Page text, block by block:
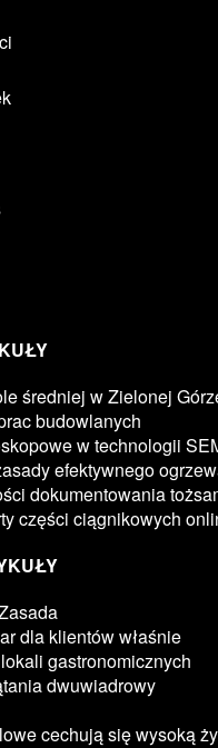
średniej w Zielonej
budowlanych
w technologii
efektywnego
dokumentowania
części ciągnikowych
dla klientów właśnie
gastronomicznych
dwuwiadrowy
cechują się wysoką